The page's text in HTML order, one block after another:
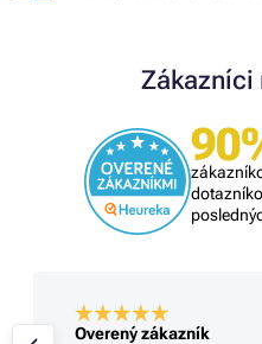
Zákazníci
Overený zákazník